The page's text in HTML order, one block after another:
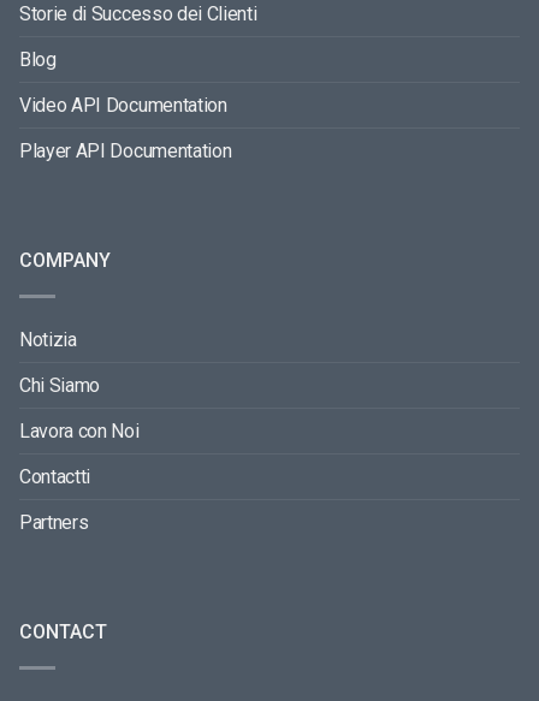
Storie di Successo dei Clienti
Blog
Video API Documentation
Player API Documentation
COMPANY
Notizia
Chi Siamo
Lavora con Noi
Contactti
Partners
CONTACT